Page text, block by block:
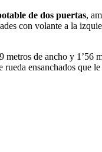
de dos puertas,
con volante a la
metros de ancho y 1’56
ensanchados que